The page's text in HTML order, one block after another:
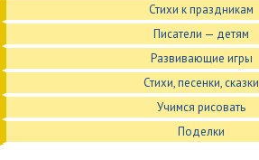
Стихи к праздникам
Писатели — детям
Развивающие игры
Стихи, песенки, сказки
Учимся рисовать
Поделки